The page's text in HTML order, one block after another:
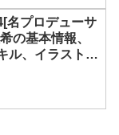
名プロデューサ
の基本情報、
ル、イラストま